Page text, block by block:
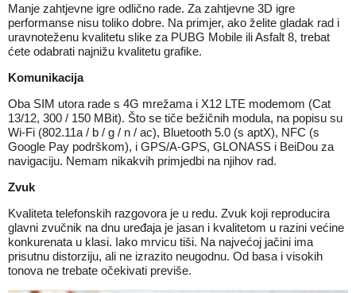
Manje zahtjevne igre odlično rade. Za zahtjevne 3D igre
performanse nisu toliko dobre. Na primjer, ako želite gladak rad i
uravnoteženu kvalitetu slike za PUBG Mobile ili Asfalt 8, trebat
ćete odabrati najnižu kvalitetu grafike.
Komunikacija
Oba SIM utora rade s 4G mrežama i X12 LTE modemom (Cat
13/12, 300 / 150 MBit). Što se tiče bežičnih modula, na popisu su
Wi-Fi (802.11a / b / g / n / ac), Bluetooth 5.0 (s aptX), NFC (s
Google Pay podrškom), i GPS/A-GPS, GLONASS i BeiDou za
navigaciju. Nemam nikakvih primjedbi na njihov rad.
Zvuk
Kvaliteta telefonskih razgovora je u redu. Zvuk koji reproducira
glavni zvučnik na dnu uređaja je jasan i kvalitetom u razini većine
konkurenata u klasi. Iako mrvicu tiši. Na najvećoj jačini ima
prisutnu distorziju, ali ne izrazito neugodnu. Od basa i visokih
tonova ne trebate očekivati previše.